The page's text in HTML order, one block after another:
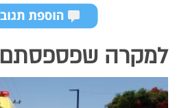
למקרה שפספסתם